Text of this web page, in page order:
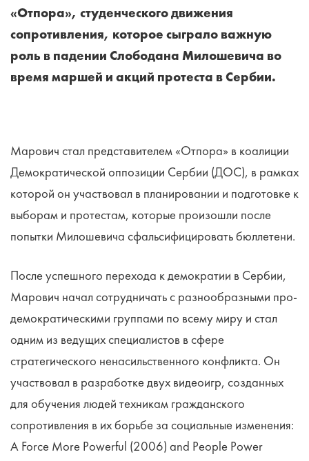
«Отпора», студенческого движения
сопротивления, которое сыграло важную
роль в падении Слободана Милошевича во
время маршей и акций протеста в Сербии.
Марович стал представителем «Отпора» в коалиции
Демократической оппозиции Сербии (ДОС), в рамках
которой он участвовал в планировании и подготовке к
выборам и протестам, которые произошли после
попытки Милошевича сфальсифицировать бюллетени.
После успешного перехода к демократии в Сербии,
Марович начал сотрудничать с разнообразными про-
демократическими группами по всему миру и стал
одним из ведущих специалистов в сфере
стратегического ненасильственного конфликта. Он
участвовал в разработке двух видеоигр, созданных
для обучения людей техникам гражданского
сопротивления в их борьбе за социальные изменения:
A Force More Powerful (2006) and People Power